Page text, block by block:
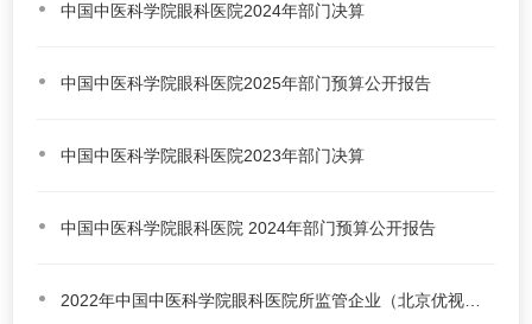
中国中医科学院眼科医院2024年部门决算
中国中医科学院眼科医院2025年部门预算公开报告
中国中医科学院眼科医院2023年部门决算
中国中医科学院眼科医院 2024年部门预算公开报告